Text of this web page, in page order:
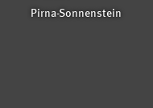
Pirna-Sonnenstein